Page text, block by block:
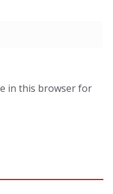
in this browser for